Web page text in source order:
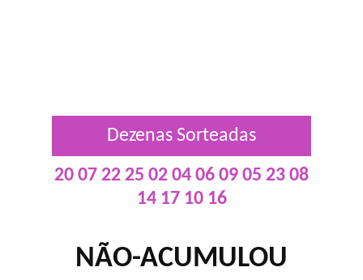
Dezenas Sorteadas
20 07 22 25 02 04 06 09 05 23 08
14 17 10 16
NÃO-ACUMULOU